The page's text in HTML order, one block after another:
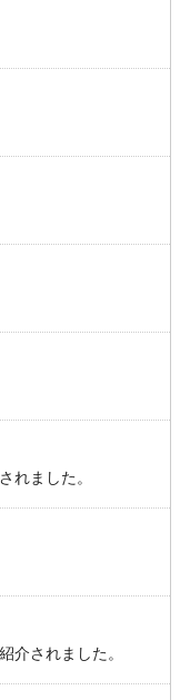
れました。
介されました。